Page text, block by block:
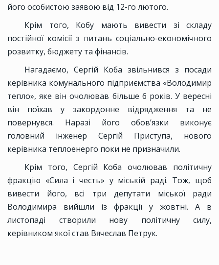
його особистою заявою від 12-го лютого.
Крім того, Кобу мають вивести зі складу
постійної комісії з питань соціально-економічного
розвитку, бюджету та фінансів.
Нагадаємо, Сергій Коба звільнився з посади
керівника комунального підприємства «Володимир
тепло», яке він очолював більше 6 років. У вересні
він поїхав у закордонне відрядження та не
повернувся. Наразі його обов’язки виконує
головний інженер Сергій Приступа, нового
керівника теплоенерго поки не призначили.
Крім того, Сергій Коба очолював політичну
фракцію «Сила і честь» у міській раді. Тож, щоб
вивести його, всі три депутати міської ради
Володимира вийшли із фракції у жовтні. А в
листопаді створили нову політичну силу,
керівником якої став Вячеслав Петрук.